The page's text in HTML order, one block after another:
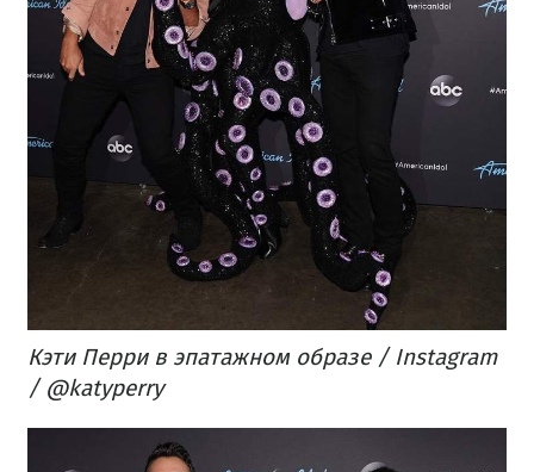
Кэти Перри в эпатажном образе / Instagram
/ @katyperry